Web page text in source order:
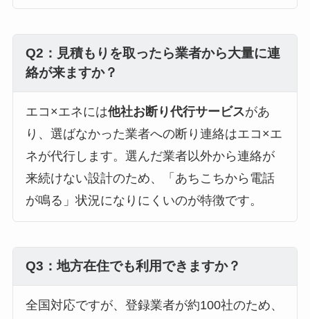
Q2：見積もりを取ったら業者から大量に連
絡が来ますか？
エコ×エネには他社お断り代行サービスがあ
り、選ばなかった業者への断り連絡はエコ×エ
ネが代行します。選んだ業者以外から連絡が
来続けない設計のため、「あちこちから電話
が鳴る」状況になりにくいのが特徴です。
Q3：地方在住でも利用できますか？
全国対応ですが、登録業者が約100社のため、